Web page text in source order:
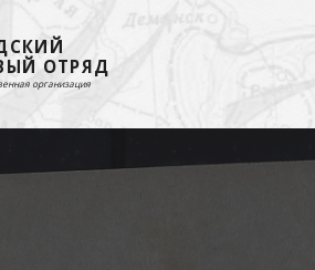
ОТРЯД
организация